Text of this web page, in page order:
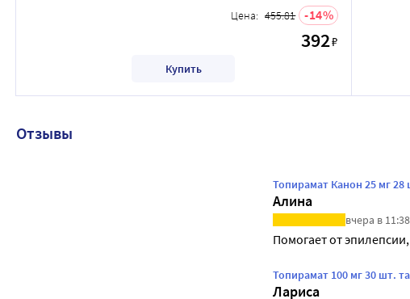
Цена: 455.81 14
392₽
Купить
Отзывы
Топирамат Канон 25 мг
Алина
вчера в 11:38
Помогает от
Топирамат 100 мг 30 шт.
Лариса